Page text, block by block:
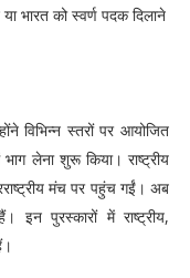
भारत को स्वर्ण पदक दिलाने
विभिन्न स्तरों पर आयोजित
लेना शुरू किया। राष्ट्रीय
मंच पर पहुंच गईं। अब
पुरस्कारों में राष्ट्रीय,